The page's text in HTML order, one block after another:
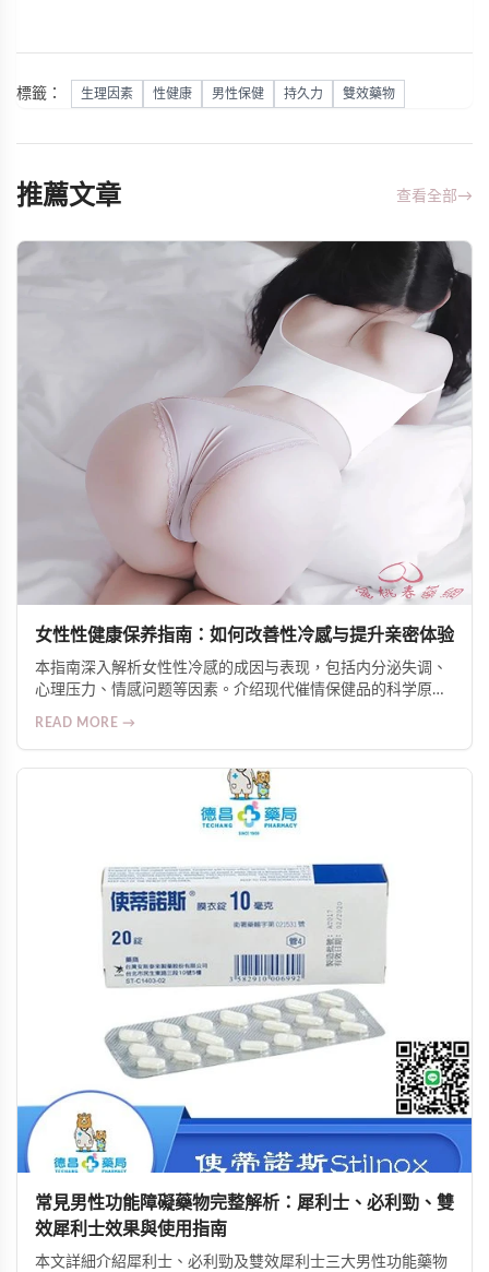
標籤： 生理因素 性健康 男性保健 持久力 雙效藥物
推薦文章 查看全部→
女性性健康保养指南：如何改善性冷感与提升亲密体验
本指南深入解析女性性冷感的成因与表现，包括内分泌失调、
心理压力、情感问题等因素。介绍现代催情保健品的科学原
READ MORE →
常見男性功能障礙藥物完整解析：犀利士、必利勁、雙
效犀利士效果與使用指南
本文詳細介紹犀利士、必利勁及雙效犀利士三大男性功能藥物